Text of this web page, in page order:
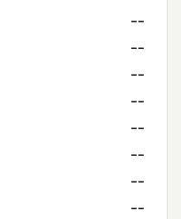
--
--
--
--
--
--
--
--